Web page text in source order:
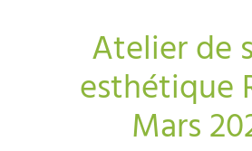
Atelier de
esthétique
Mars